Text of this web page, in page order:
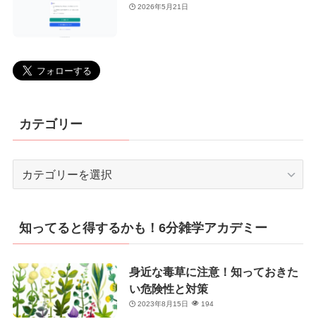
2026年5月21日
カテゴリー
リ
ー
知ってると得するかも！6分雑学アカデミー
身近な毒草に注意！知っておきた
い危険性と対策
2023年8月15日 194